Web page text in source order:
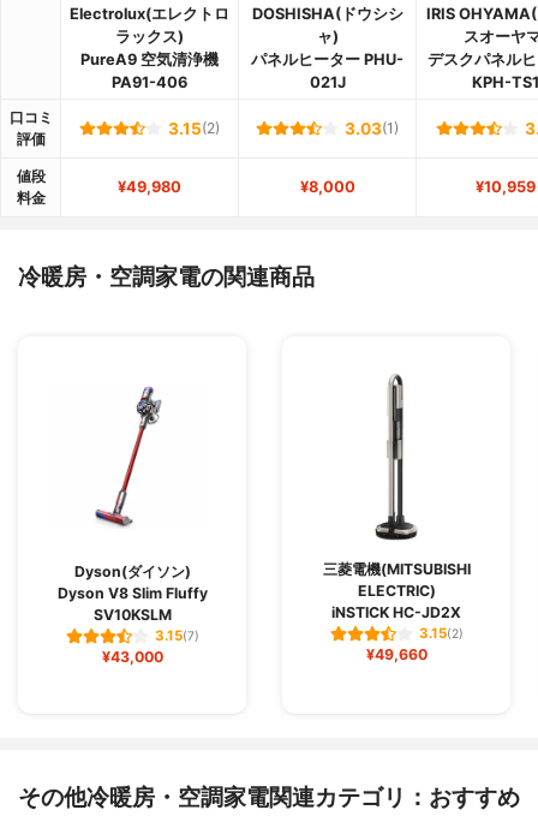
Electrolux(エレクトロ
ラックス)
PureA9 空気清浄機
PA91-406
DOSHISHA(ドウシシ
ャ)
パネルヒーター PHU-
021J
IRIS
スオーヤ
デスクパネル
KPH-TS1
口コミ
評価
3.15(2) 3.03(1)
値段
料金
¥49,980 ¥8,000 ¥10,959
冷暖房・空調家電の関連商品
Dyson(ダイソン)
Dyson V8 Slim Fluffy
SV10KSLM
3.15(7)
¥43,000
三菱電機(MITSUBISHI
ELECTRIC)
iNSTICK HC-JD2X
3.15(2)
¥49,660
その他冷暖房・空調家電関連カテゴリ：おすすめ